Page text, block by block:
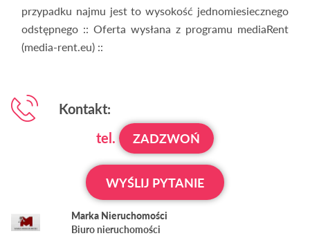
przypadku najmu jest to wysokość jednomiesiecznego
odstępnego :: Oferta wysłana z programu mediaRent
(media-rent.eu) ::
Kontakt:
tel.
ZADZWOŃ
WYŚLIJ PYTANIE
Marka Nieruchomości
Biuro nieruchomości